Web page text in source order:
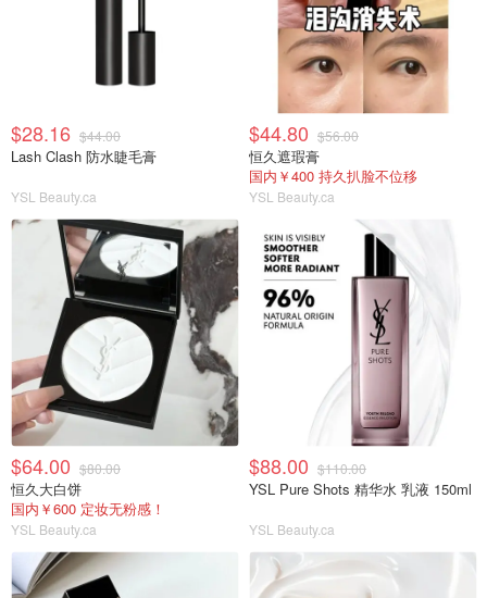
$28.16 $44.00
Lash Clash 防水睫毛膏
YSL Beauty.ca
$44.80 $56.00
恒久遮瑕膏
国内￥400 持久扒脸不位移
YSL Beauty.ca
$64.00 $80.00
恒久大白饼
国内￥600 定妆无粉感！
YSL Beauty.ca
$88.00 $110.00
YSL Pure Shots 精华水 乳液 150ml
YSL Beauty.ca